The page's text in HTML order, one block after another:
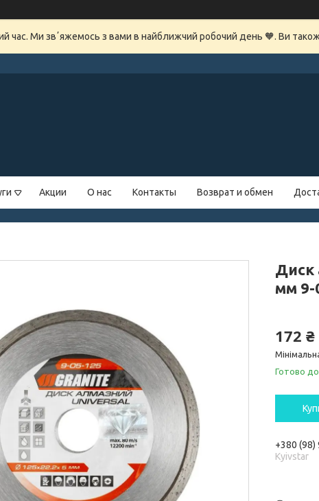
час. Ми звʼяжемось з вами в найближчий робочий день 🧡. Ви
Акции О нас Контакты Возврат и обмен
Диск
мм 9-
172 ₴
Готово до
+380 (98)
Kyivstar